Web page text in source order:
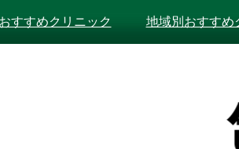
おすすめクリニック 地域別おすすめ